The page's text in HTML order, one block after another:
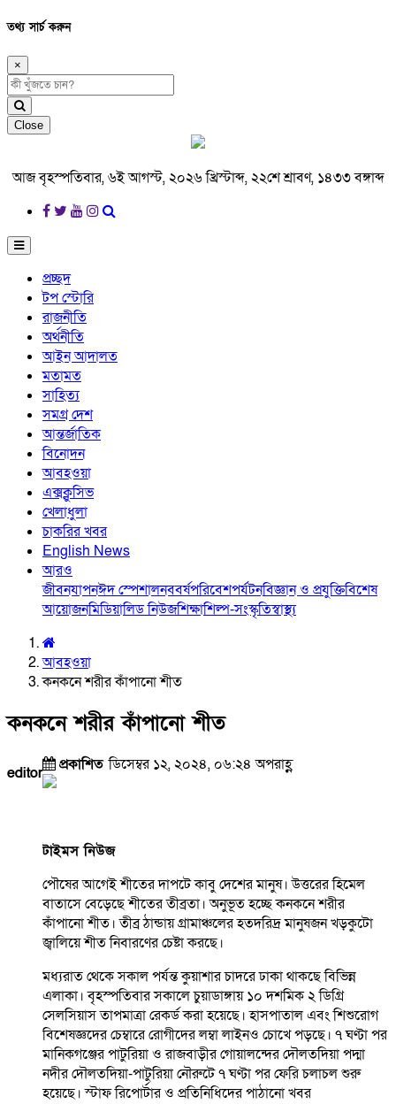
তথ্য সার্চ করুন
×
Close
আজ বৃহস্পতিবার, ৬ই আগস্ট, ২০২৬ খ্রিস্টাব্দ, ২২শে শ্রাবণ, ১৪৩৩ বঙ্গাব্দ
প্রচ্ছদ
টপ স্টোরি
রাজনীতি
অর্থনীতি
আইন আদালত
মতামত
সাহিত্য
সমগ্র দেশ
আন্তর্জাতিক
বিনোদন
আবহওয়া
এক্সক্লুসিভ
খেলাধুলা
চাকরির খবর
English News
আরও
জীবনযাপনঈদ স্পেশালনববর্ষপরিবেশপর্যটনবিজ্ঞান ও প্রযুক্তিবিশেষ
আয়োজনমিডিয়ালিড নিউজশিক্ষাশিল্প-সংস্কৃতিস্বাস্থ্য
আবহওয়া
কনকনে শরীর কাঁপানো শীত
কনকনে শরীর কাঁপানো শীত
editor প্রকাশিতডিসেম্বর ১২, ২০২৪, ০৬:২৪ অপরাহ্ণ
টাইমস নিউজ
পৌষের আগেই শীতের দাপটে কাবু দেশের মানুষ। উত্তরের হিমেল
বাতাসে বেড়েছে শীতের তীব্রতা। অনুভূত হচ্ছে কনকনে শরীর
কাঁপানো শীত। তীব্র ঠান্ডায় গ্রামাঞ্চলের হতদরিদ্র মানুষজন খড়কুটো
জ্বালিয়ে শীত নিবারণের চেষ্টা করছে।
মধ্যরাত থেকে সকাল পর্যন্ত কুয়াশার চাদরে ঢাকা থাকছে বিভিন্ন
এলাকা। বৃহস্পতিবার সকালে চুয়াডাঙ্গায় ১০ দশমিক ২ ডিগ্রি
সেলসিয়াস তাপমাত্রা রেকর্ড করা হয়েছে। হাসপাতাল এবং শিশুরোগ
বিশেষজ্ঞদের চেম্বারে রোগীদের লম্বা লাইনও চোখে পড়ছে। ৭ ঘণ্টা পর
মানিকগঞ্জের পাটুরিয়া ও রাজবাড়ীর গোয়ালন্দের দৌলতদিয়া পদ্মা
নদীর দৌলতদিয়া-পাটুরিয়া নৌরুটে ৭ ঘণ্টা পর ফেরি চলাচল শুরু
হয়েছে। স্টাফ রিপোর্টার ও প্রতিনিধিদের পাঠানো খবর